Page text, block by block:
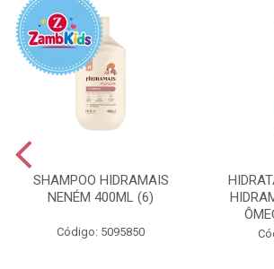
SHAMPOO HIDRAMAIS
NENÉM 400ML (6)
Código: 5095850